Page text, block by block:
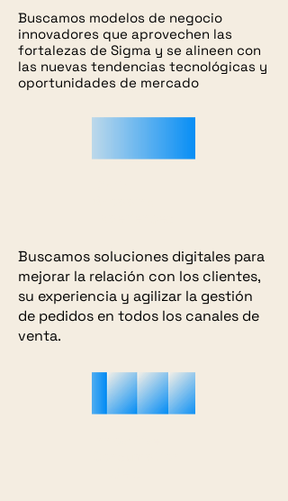
Buscamos modelos de negocio
innovadores que aprovechen las
fortalezas de Sigma y se alineen con
las nuevas tendencias tecnológicas y
oportunidades de mercado
Buscamos soluciones digitales para
mejorar la relación con los clientes,
su experiencia y agilizar la gestión
de pedidos en todos los canales de
venta.